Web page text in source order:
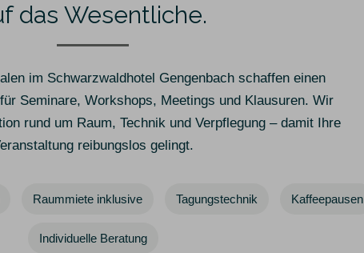
das Wesentliche.
im Schwarzwaldhotel Gengenbach schaffen einen
Seminare, Workshops, Meetings und Klausuren. Wir
rund um Raum, Technik und Verpflegung – damit Ihre
reibungslos gelingt.
Raummiete inklusive Tagungstechnik Kaffeepausen
Individuelle Beratung